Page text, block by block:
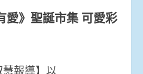
愛》聖誕市集 可愛彩
慧報導】以